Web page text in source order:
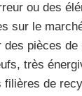
ou des
sur le
pièces
très
de